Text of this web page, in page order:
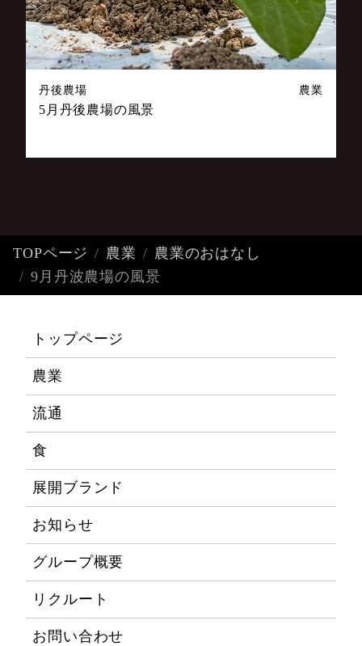
丹後農場 農業
5月丹後農場の風景
TOPページ 農業
農業のおはなし
9月丹波農場の風景
トップページ
農業
流通
食
展開ブランド
お知らせ
グループ概要
リクルート
お問い合わせ